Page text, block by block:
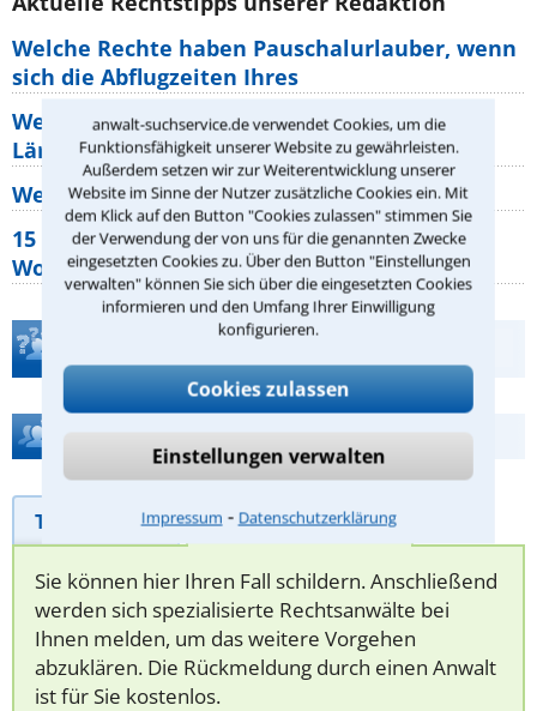
anwalt-suchservice.de verwendet Cookies, um die
Funktionsfähigkeit unserer Website zu gewährleisten.
Außerdem setzen wir zur Weiterentwicklung unserer
Website im Sinne der Nutzer zusätzliche Cookies ein. Mit
dem Klick auf den Button "Cookies zulassen" stimmen Sie
der Verwendung der von uns für die genannten Zwecke
eingesetzten Cookies zu. Über den Button "Einstellungen
verwalten" können Sie sich über die eingesetzten Cookies
informieren und den Umfang Ihrer Einwilligung
konfigurieren.
Cookies zulassen
Einstellungen verwalten
Impressum ⁃ Datenschutzerklärung
Welche Rechte haben Pauschalurlauber, wenn
sich die Abflugzeiten Ihres
Welche Rechte habe ich, wenn die Nachbarn
Lärm machen?
Wer muss Zweitwohnungssteuer zahlen?
15 elementare Rechte, die jeder
Wohnungseigentümer kennen sollte
Teste Dein Rechtswissen
Hilfe bei Ihrer Anwaltsuche?
Telefonhilfe Beratungsanfrage
Sie können hier Ihren Fall schildern. Anschließend
werden sich spezialisierte Rechtsanwälte bei
Ihnen melden, um das weitere Vorgehen
abzuklären. Die Rückmeldung durch einen Anwalt
ist für Sie kostenlos.